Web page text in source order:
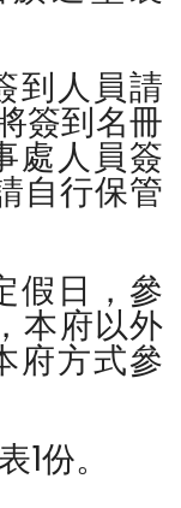
到人員請
簽到名冊
處人員簽
自行保管
假日，參
本府以外
府方式參
份。